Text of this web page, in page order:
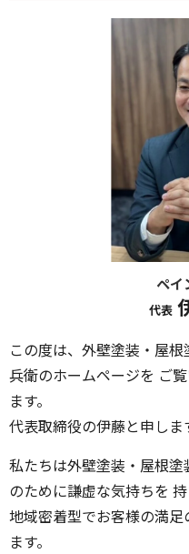
ペイ
代表
この度は、外壁塗装・屋
兵衛のホームページを ご
ます。
代表取締役の伊藤と申しま
私たちは外壁塗装・屋根
のために謙虚な気持ちを
地域密着型でお客様の満
ます。